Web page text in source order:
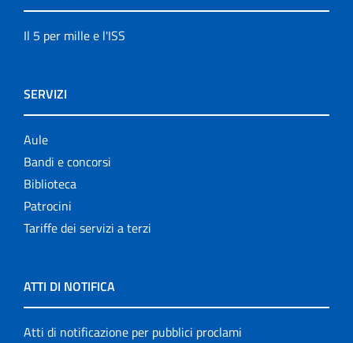
Il 5 per mille e l'ISS
SERVIZI
Aule
Bandi e concorsi
Biblioteca
Patrocini
Tariffe dei servizi a terzi
ATTI DI NOTIFICA
Atti di notificazione per pubblici proclami